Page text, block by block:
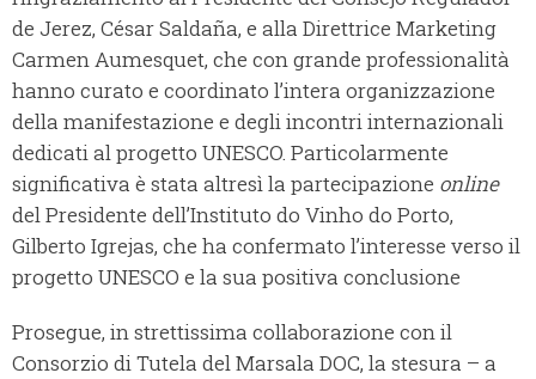
de Jerez, César Saldaña, e alla Direttrice Marketing
Carmen Aumesquet, che con grande professionalità
hanno curato e coordinato l’intera organizzazione
della manifestazione e degli incontri internazionali
dedicati al progetto UNESCO. Particolarmente
significativa è stata altresì la partecipazione online
del Presidente dell’Instituto do Vinho do Porto,
Gilberto Igrejas, che ha confermato l’interesse verso il
progetto UNESCO e la sua positiva conclusione
Prosegue, in strettissima collaborazione con il
Consorzio di Tutela del Marsala DOC, la stesura – a